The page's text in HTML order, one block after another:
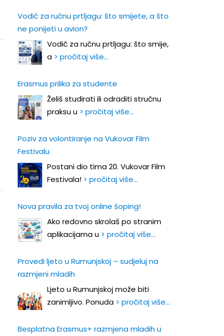
Vodič za ručnu prtljagu: što smijete, a što
ne ponijeti u avion?
Vodič za ručnu prtljagu: što smije,
a > pročitaj više…
Erasmus prilika za studente
Želiš studirati ili odraditi stručnu
praksu u > pročitaj više…
Poziv za volontiranje na Vukovar Film
Festivalu
Postani dio tima 20. Vukovar Film
Festivala! > pročitaj više…
Nova pravila za tvoj online šoping!
Ako redovno skrolaš po stranim
aplikacijama u > pročitaj više…
Provedi ljeto u Rumunjskoj – sudjeluj na
razmjeni mladih
Ljeto u Rumunjskoj može biti
zanimljivo. Ponuda > pročitaj više…
Besplatna Erasmus+ razmjena mladih u